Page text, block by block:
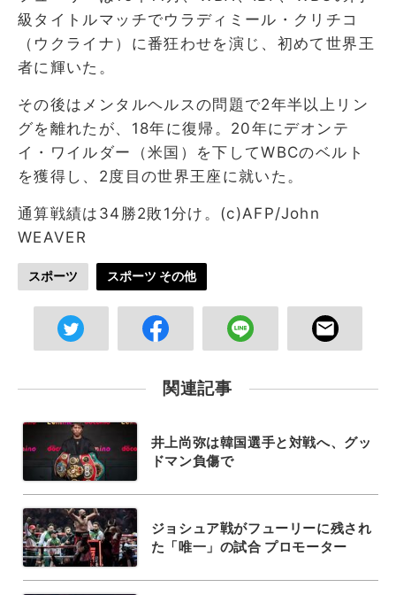
級タイトルマッチでウラディミール・クリチコ
（ウクライナ）に番狂わせを演じ、初めて世界王
者に輝いた。
その後はメンタルヘルスの問題で2年半以上リン
グを離れたが、18年に復帰。20年にデオンテ
イ・ワイルダー（米国）を下してWBCのベルト
を獲得し、2度目の世界王座に就いた。
通算戦績は34勝2敗1分け。(c)AFP/John
WEAVER
スポーツ スポーツ その他
関連記事
井上尚弥は韓国選手と対戦へ、グッ
ドマン負傷で
ジョシュア戦がフューリーに残され
た「唯一」の試合 プロモーター